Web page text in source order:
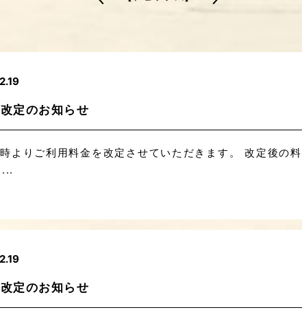
定のお知らせ
よりご利用料金を改定させていただきます。 改定後の
...
定のお知らせ